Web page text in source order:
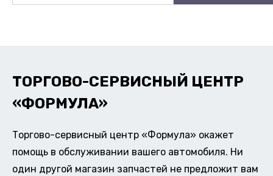
ТОРГОВО-СЕРВИСНЫЙ ЦЕНТР
«ФОРМУЛА»
Торгово-сервисный центр «Формула» окажет
помощь в обслуживании вашего автомобиля. Ни
один другой магазин запчастей не предложит вам